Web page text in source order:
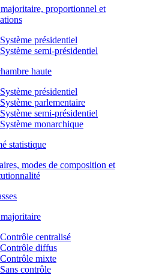
proportionnel et
Système présidentiel
Système semi-présidentiel
haute
Système présidentiel
Système parlementaire
Système semi-présidentiel
Système monarchique
statistique
modes de composition et
Contrôle centralisé
Contrôle diffus
Contrôle mixte
Sans contrôle